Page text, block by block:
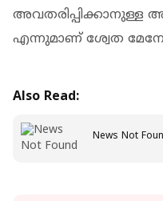
അവതരിപ്പിക്കാനുള്ള
എന്നുമാണ് ശ്വേത
Also Read:
News Not